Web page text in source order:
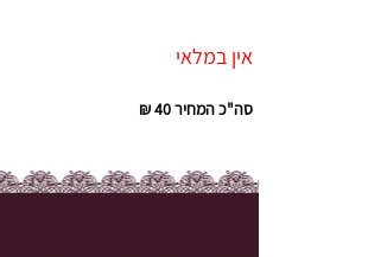
אין במלאי
סה"כ המחיר40 ₪